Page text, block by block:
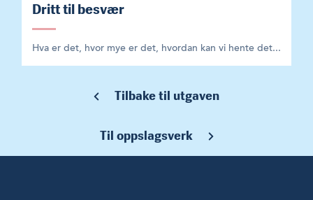
Dritt til besvær
Hva er det, hvor mye er det, hvordan kan vi hente det...
Tilbake til utgaven
Til oppslagsverk